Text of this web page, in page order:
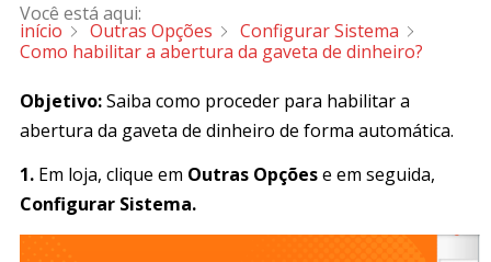
Você está aqui:
início Outras Opções
Configurar Sistema
Como habilitar a abertura da gaveta de dinheiro?
Objetivo:Saiba como proceder para habilitar a
abertura da gaveta de dinheiro de forma automática.
1. Em loja, clique em Outras Opçõese em seguida,
Configurar Sistema.